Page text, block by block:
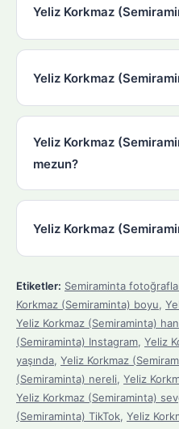
Yeliz Korkmaz
Yeliz Korkmaz
Yeliz Korkmaz
mezun?
Yeliz Korkmaz
Etiketler: Semiraminta
Korkmaz (Semiraminta) boyu,
Yeliz Korkmaz (Semiraminta)
(Semiraminta) Instagram, Yeliz
yaşında, Yeliz Korkmaz
(Semiraminta) nereli, Yeliz
Yeliz Korkmaz (Semiraminta)
(Semiraminta) TikTok, Yeliz